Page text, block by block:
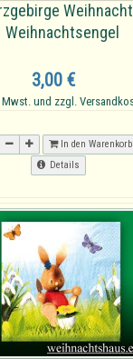
Weihnachtsengel
3,00 €
und zzgl.
In den Warenkorb
Details